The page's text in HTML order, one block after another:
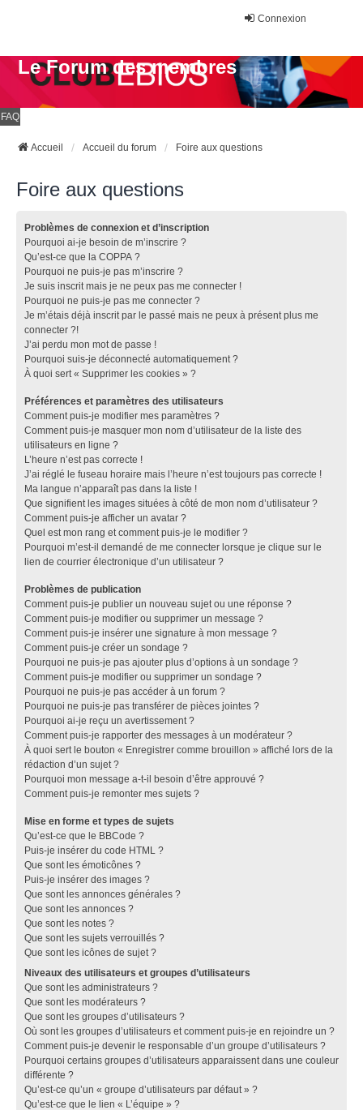
Connexion
Le Forum des membres
FAQ
Accueil Accueil du forum Foire aux questions
Foire aux questions
Problèmes de connexion et d’inscription
Pourquoi ai-je besoin de m’inscrire ?
Qu’est-ce que la COPPA ?
Pourquoi ne puis-je pas m’inscrire ?
Je suis inscrit mais je ne peux pas me connecter !
Pourquoi ne puis-je pas me connecter ?
Je m’étais déjà inscrit par le passé mais ne peux à présent plus me
connecter ?!
J’ai perdu mon mot de passe !
Pourquoi suis-je déconnecté automatiquement ?
À quoi sert « Supprimer les cookies » ?
Préférences et paramètres des utilisateurs
Comment puis-je modifier mes paramètres ?
Comment puis-je masquer mon nom d’utilisateur de la liste des
utilisateurs en ligne ?
L’heure n’est pas correcte !
J’ai réglé le fuseau horaire mais l’heure n’est toujours pas correcte !
Ma langue n’apparaît pas dans la liste !
Que signifient les images situées à côté de mon nom d’utilisateur ?
Comment puis-je afficher un avatar ?
Quel est mon rang et comment puis-je le modifier ?
Pourquoi m’est-il demandé de me connecter lorsque je clique sur le
lien de courrier électronique d’un utilisateur ?
Problèmes de publication
Comment puis-je publier un nouveau sujet ou une réponse ?
Comment puis-je modifier ou supprimer un message ?
Comment puis-je insérer une signature à mon message ?
Comment puis-je créer un sondage ?
Pourquoi ne puis-je pas ajouter plus d’options à un sondage ?
Comment puis-je modifier ou supprimer un sondage ?
Pourquoi ne puis-je pas accéder à un forum ?
Pourquoi ne puis-je pas transférer de pièces jointes ?
Pourquoi ai-je reçu un avertissement ?
Comment puis-je rapporter des messages à un modérateur ?
À quoi sert le bouton « Enregistrer comme brouillon » affiché lors de la
rédaction d’un sujet ?
Pourquoi mon message a-t-il besoin d’être approuvé ?
Comment puis-je remonter mes sujets ?
Mise en forme et types de sujets
Qu’est-ce que le BBCode ?
Puis-je insérer du code HTML ?
Que sont les émoticônes ?
Puis-je insérer des images ?
Que sont les annonces générales ?
Que sont les annonces ?
Que sont les notes ?
Que sont les sujets verrouillés ?
Que sont les icônes de sujet ?
Niveaux des utilisateurs et groupes d’utilisateurs
Que sont les administrateurs ?
Que sont les modérateurs ?
Que sont les groupes d’utilisateurs ?
Où sont les groupes d’utilisateurs et comment puis-je en rejoindre un ?
Comment puis-je devenir le responsable d’un groupe d’utilisateurs ?
Pourquoi certains groupes d’utilisateurs apparaissent dans une couleur
différente ?
Qu’est-ce qu’un « groupe d’utilisateurs par défaut » ?
Qu’est-ce que le lien « L’équipe » ?